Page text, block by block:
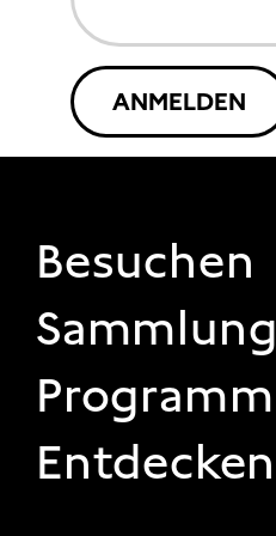
ANMELDEN
FOOTER 1
Besuchen
Sammlung
Programm
Entdecken